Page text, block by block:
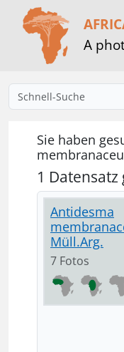
A
Sie haben
1
Antidesma
Müll.Arg.
7 Fotos